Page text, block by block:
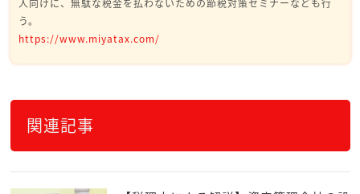
人向けに、無駄な税金を払わないための節税対策セミナーなども行
う。
https://www.miyatax.com/
関連記事